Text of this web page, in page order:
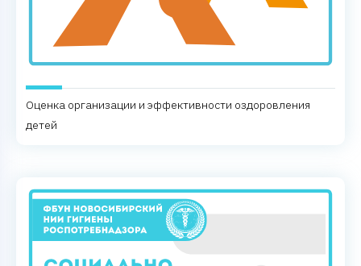
Оценка организации и эффективности оздоровления
детей